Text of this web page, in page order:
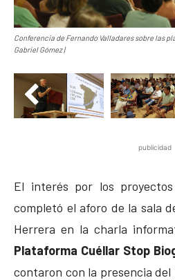
Conferencia de Fernando Valladares sobre las
Gabriel Gómez |
publicidad
El interés por los
completó el aforo de la sala
Herrera en la charla
Plataforma Cuéllar Stop
contaron con la presencia